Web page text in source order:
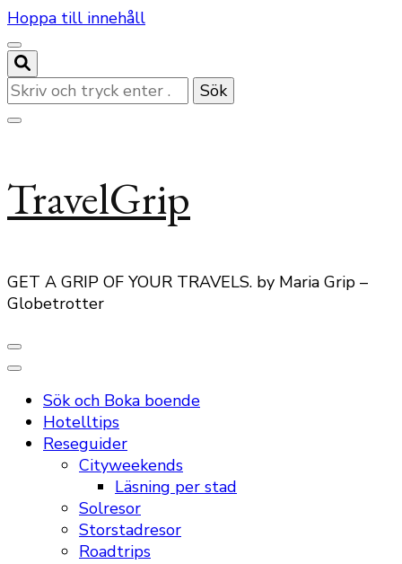
Hoppa till innehåll
Letar
du
efter
TravelGrip
GET A GRIP OF YOUR TRAVELS. by Maria Grip –
Globetrotter
Sök och Boka boende
Hotelltips
Reseguider
Cityweekends
Läsning per stad
Solresor
Storstadresor
Roadtrips